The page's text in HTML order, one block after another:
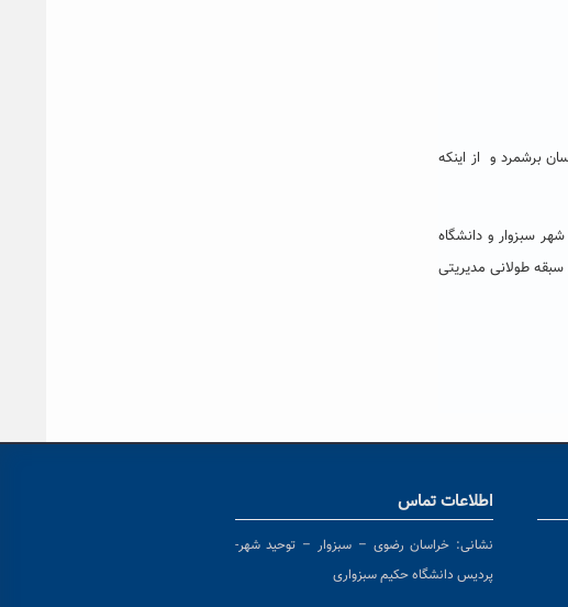
برشمرد و از اینکه
سبزوار و دانشگاه
طولانی مدیریتی
اطلاعات تماس
نشانی: خراسان رضوی – سبزوار – توحید شهر-
پردیس دانشگاه حکیم سبزواری